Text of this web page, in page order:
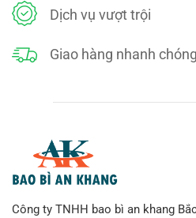
Dịch vụ vượt trội
Giao hàng nhanh chóng
Công ty TNHH bao bì an khang